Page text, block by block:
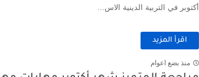
أكتوبر في التربية الدينية الاس...
اقرأ المزيد
منذ بضع اعوام